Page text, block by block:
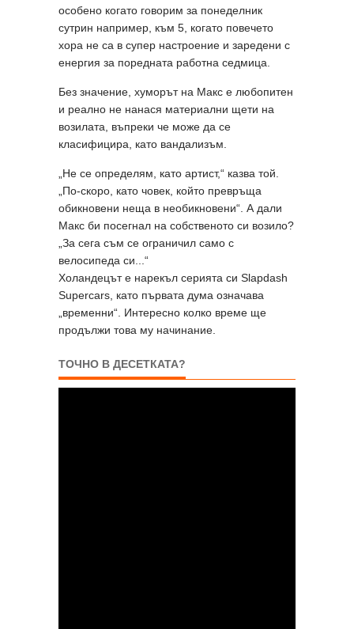
особено когато говорим за понеделник
сутрин например, към 5, когато повечето
хора не са в супер настроение и заредени с
енергия за поредната работна седмица.
Без значение, хуморът на Макс е любопитен
и реално не нанася материални щети на
возилата, въпреки че може да се
класифицира, като вандализъм.
„Не се определям, като артист,“ казва той.
„По-скоро, като човек, който превръща
обикновени неща в необикновени“. А дали
Макс би посегнал на собственото си возило?
„За сега съм се ограничил само с
велосипеда си...“
Холандецът е нарекъл серията си Slapdash
Supercars, като първата дума означава
„временни“. Интересно колко време ще
продължи това му начинание.
ТОЧНО В ДЕСЕТКАТА?